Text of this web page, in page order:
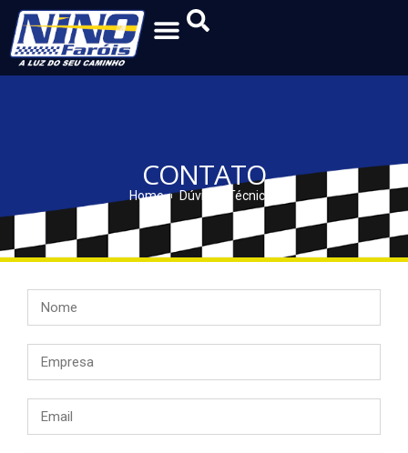
CONTATO
Home Dúvidas Técnicas